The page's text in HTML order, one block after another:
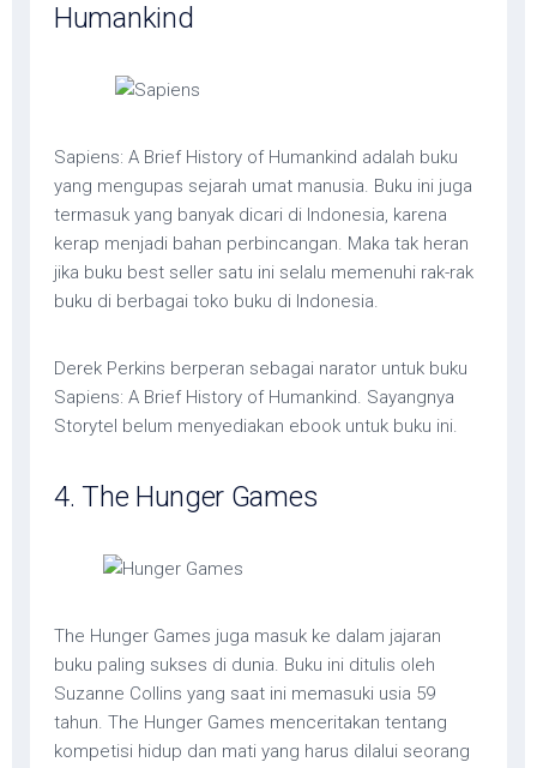
Humankind
Sapiens: A Brief History of Humankind adalah buku
yang mengupas sejarah umat manusia. Buku ini juga
termasuk yang banyak dicari di Indonesia, karena
kerap menjadi bahan perbincangan. Maka tak heran
jika buku best seller satu ini selalu memenuhi rak-rak
buku di berbagai toko buku di Indonesia.
Derek Perkins berperan sebagai narator untuk buku
Sapiens: A Brief History of Humankind. Sayangnya
Storytel belum menyediakan ebook untuk buku ini.
4. The Hunger Games
The Hunger Games juga masuk ke dalam jajaran
buku paling sukses di dunia. Buku ini ditulis oleh
Suzanne Collins yang saat ini memasuki usia 59
tahun. The Hunger Games menceritakan tentang
kompetisi hidup dan mati yang harus dilalui seorang